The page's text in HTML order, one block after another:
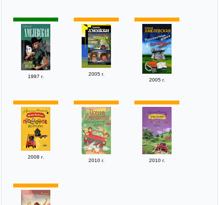
1997 г.
2005 г.
2005 г.
2008 г.
2010 г. 2010 г.